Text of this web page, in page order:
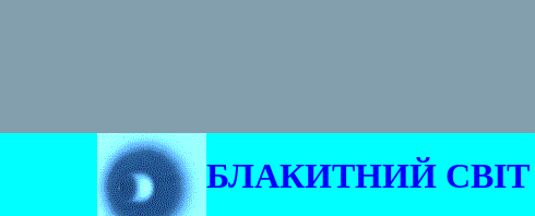
БЛАКИТНИЙ СВІТ